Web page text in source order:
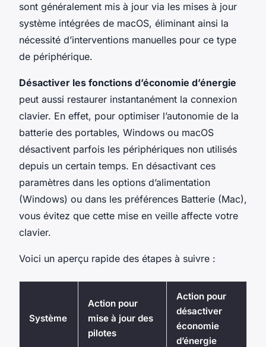
sont généralement mis à jour via les mises à jour
système intégrées de macOS, éliminant ainsi la
nécessité d’interventions manuelles pour ce type
de périphérique.
Désactiver les fonctions d’économie d’énergie
peut aussi restaurer instantanément la connexion
clavier. En effet, pour optimiser l’autonomie de la
batterie des portables, Windows ou macOS
désactivent parfois les périphériques non utilisés
depuis un certain temps. En désactivant ces
paramètres dans les options d’alimentation
(Windows) ou dans les préférences Batterie (Mac),
vous évitez que cette mise en veille affecte votre
clavier.
Voici un aperçu rapide des étapes à suivre :
Système
Action pour
mise à jour des
pilotes
Action pour
désactiver
économie
d’énergie